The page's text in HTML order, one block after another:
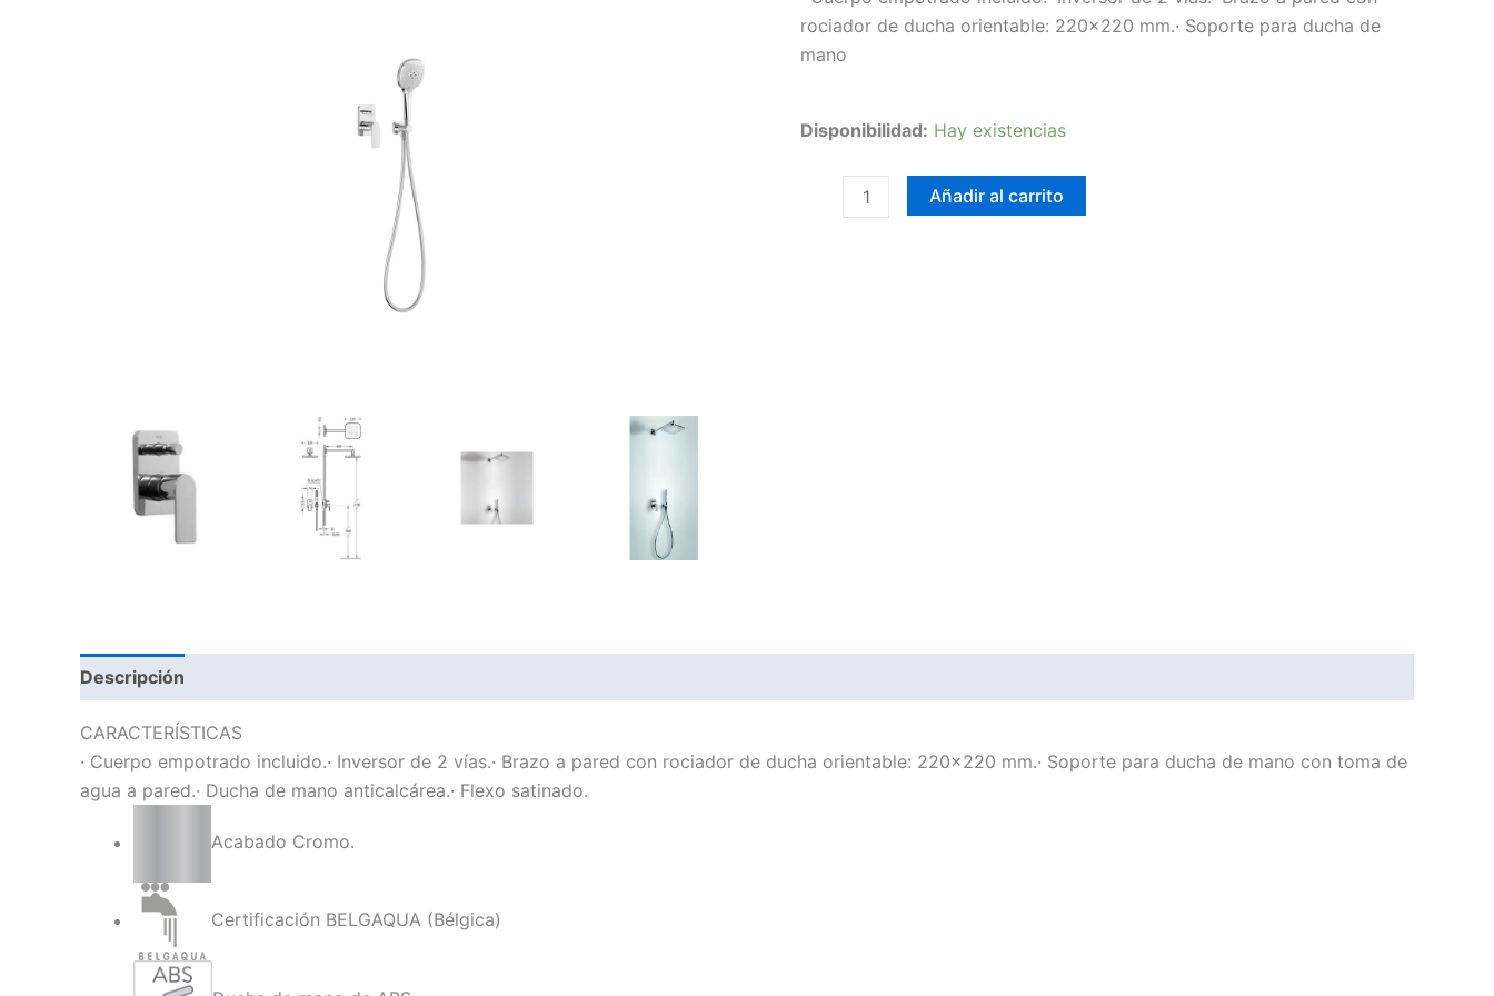
rociador de ducha orientable: 220×220 mm.· Soporte para ducha de
mano
Disponibilidad: Hay existencias
Añadir al carrito
Descripción
CARACTERÍSTICAS
· Cuerpo empotrado incluido.· Inversor de 2 vías.· Brazo a pared con rociador de ducha orientable: 220×220 mm.· Soporte para ducha de mano con toma de
agua a pared.· Ducha de mano anticalcárea.· Flexo satinado.
Acabado Cromo.
Certificación BELGAQUA (Bélgica)